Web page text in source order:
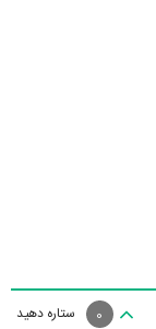
ستاره دهید 0